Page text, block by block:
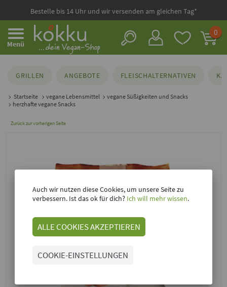
Bestelle bis 14 Uhr und wir versenden am gleichen Tag*
Menü
0
GRILLEN ANGEBOTE FLEISCHALTERNATIVEN
Startseite vegane Lebensmittel
vegane Süßigkeiten und Snacks
herzhafte vegane Snacks
Zurück zur vorherigen Seite
Auch wir nutzen diese Cookies, um unsere Seite zu
verbessern. Ist das ok für dich? Ich will mehr wissen.
ALLE COOKIES AKZEPTIEREN
COOKIE-EINSTELLUNGEN